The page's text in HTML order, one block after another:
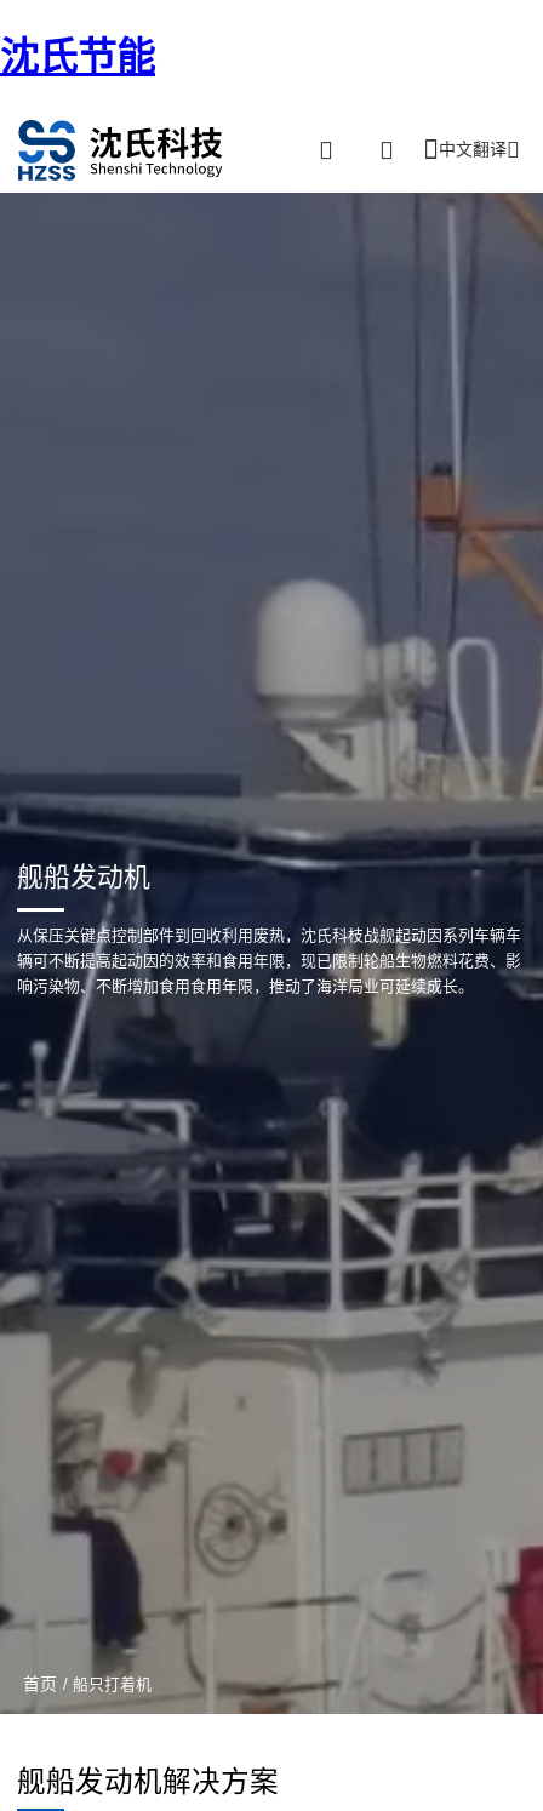
沈氏节能
中文翻译
舰船发动机
从保压关键点控制部件到回收利用废热，沈氏科枝战舰起动因系列车辆车
辆可不断提高起动因的效率和食用年限，现已限制轮船生物燃料花费、影
响污染物、不断增加食用食用年限，推动了海洋局业可延续成长。
首页 / 船只打着机
舰船发动机解决方案